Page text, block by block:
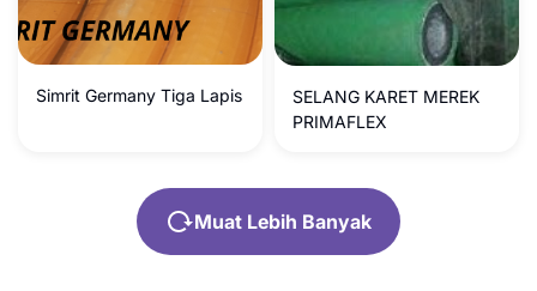
Simrit Germany Tiga Lapis
SELANG KARET MEREK
PRIMAFLEX
Muat Lebih Banyak